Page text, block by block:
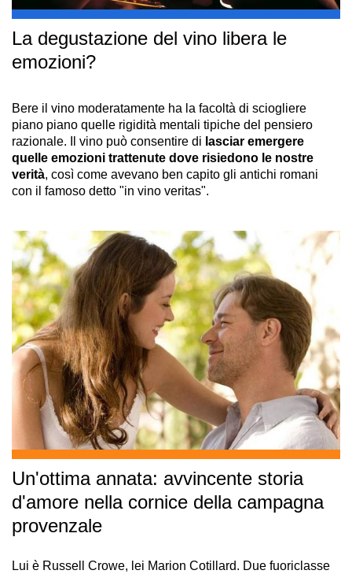
La degustazione del vino libera le
emozioni?
Bere il vino moderatamente ha la facoltà di sciogliere
piano piano quelle rigidità mentali tipiche del pensiero
razionale. Il vino può consentire di lasciar emergere
quelle emozioni trattenute dove risiedono le nostre
verità, così come avevano ben capito gli antichi romani
con il famoso detto "in vino veritas".
Un'ottima annata: avvincente storia
d'amore nella cornice della campagna
provenzale
Lui è Russell Crowe, lei Marion Cotillard. Due fuoriclasse